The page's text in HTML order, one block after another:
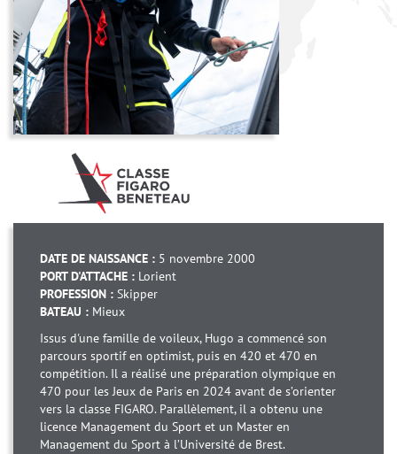
DATE DE NAISSANCE : 5 novembre 2000
PORT D'ATTACHE : Lorient
PROFESSION : Skipper
BATEAU : Mieux
Issus d'une famille de voileux, Hugo a commencé son
parcours sportif en optimist, puis en 420 et 470 en
compétition. Il a réalisé une préparation olympique en
470 pour les Jeux de Paris en 2024 avant de s’orienter
vers la classe FIGARO. Parallèlement, il a obtenu une
licence Management du Sport et un Master en
Management du Sport à l’Université de Brest.